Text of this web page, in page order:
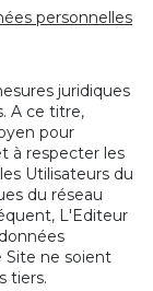
personnelles
juridiques
A ce titre,
pour
à respecter les
Utilisateurs du
du réseau
L'Editeur
Site ne soient
tiers.